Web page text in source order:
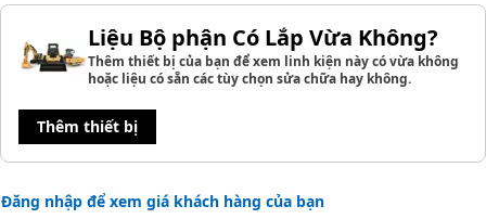
Liệu Bộ phận Có Lắp Vừa Không?
Thêm thiết bị của bạn để xem linh kiện này có vừa không
hoặc liệu có sẵn các tùy chọn sửa chữa hay không.
Thêm thiết bị
Đăng nhập để xem giá khách hàng của bạn